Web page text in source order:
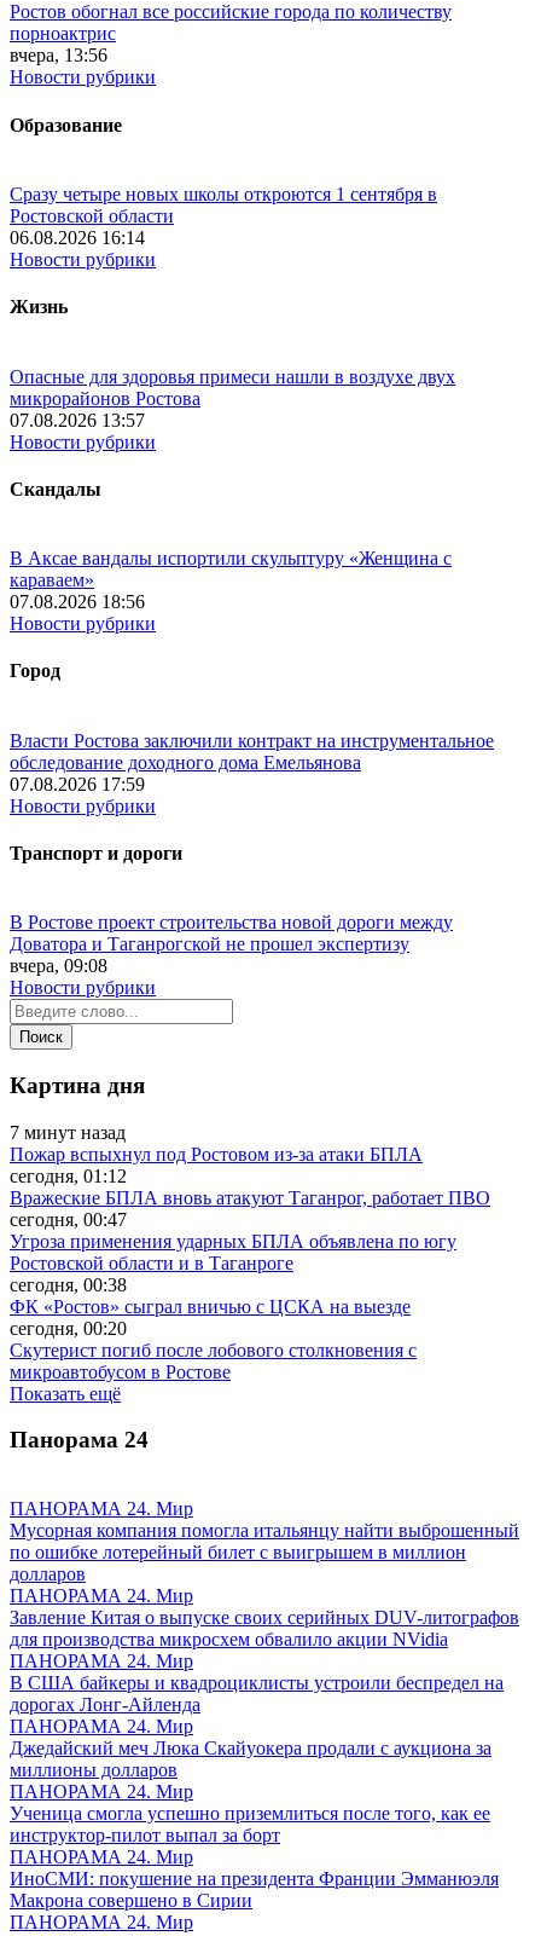
Ростов обогнал все российские города по количеству
порноактрис
вчера, 13:56
Новости рубрики
Образование
Сразу четыре новых школы откроются 1 сентября в
Ростовской области
06.08.2026 16:14
Новости рубрики
Жизнь
Опасные для здоровья примеси нашли в воздухе двух
микрорайонов Ростова
07.08.2026 13:57
Новости рубрики
Скандалы
В Аксае вандалы испортили скульптуру «Женщина с
караваем»
07.08.2026 18:56
Новости рубрики
Город
Власти Ростова заключили контракт на инструментальное
обследование доходного дома Емельянова
07.08.2026 17:59
Новости рубрики
Транспорт и дороги
В Ростове проект строительства новой дороги между
Доватора и Таганрогской не прошел экспертизу
вчера, 09:08
Новости рубрики
Картина дня
7 минут назад
Пожар вспыхнул под Ростовом из-за атаки БПЛА
сегодня, 01:12
Вражеские БПЛА вновь атакуют Таганрог, работает ПВО
сегодня, 00:47
Угроза применения ударных БПЛА объявлена по югу
Ростовской области и в Таганроге
сегодня, 00:38
ФК «Ростов» сыграл вничью с ЦСКА на выезде
сегодня, 00:20
Скутерист погиб после лобового столкновения с
микроавтобусом в Ростове
Показать ещё
Панорама 24
ПАНОРАМА 24. Мир
Мусорная компания помогла итальянцу найти выброшенный
по ошибке лотерейный билет с выигрышем в миллион
долларов
ПАНОРАМА 24. Мир
Завление Китая о выпуске своих серийных DUV-литографов
для производства микросхем обвалило акции NVidia
ПАНОРАМА 24. Мир
В США байкеры и квадроциклисты устроили беспредел на
дорогах Лонг-Айленда
ПАНОРАМА 24. Мир
Джедайский меч Люка Скайуокера продали с аукциона за
миллионы долларов
ПАНОРАМА 24. Мир
Ученица смогла успешно приземлиться после того, как ее
инструктор-пилот выпал за борт
ПАНОРАМА 24. Мир
ИноСМИ: покушение на президента Франции Эмманюэля
Макрона совершено в Сирии
ПАНОРАМА 24. Мир